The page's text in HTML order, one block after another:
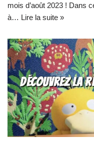
mois d’août 2023 ! Dans
à… Lire la suite »